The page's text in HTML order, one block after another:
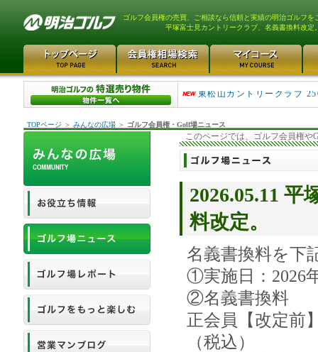
ゴルフ会員権の売買、ご相談なら信頼と実績の明治ゴルフを
平塚富士見カントリークラブ、名義書換料改定
平塚富士見カントリーク
東松山カントリークラブ
TOPページ ＞ みんなの広場 ＞ ゴルフ会員権・Golf場ニュース
このページでは、ゴルフ会員権や
2026.05.11
料改定。
名義書換料を下
①実施日：2026
②名義書換料
正会員【改定前
（税込）